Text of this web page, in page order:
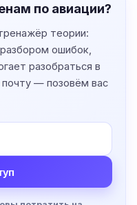
по авиации?
теории:
ошибок,
разобраться в
— позовём вас